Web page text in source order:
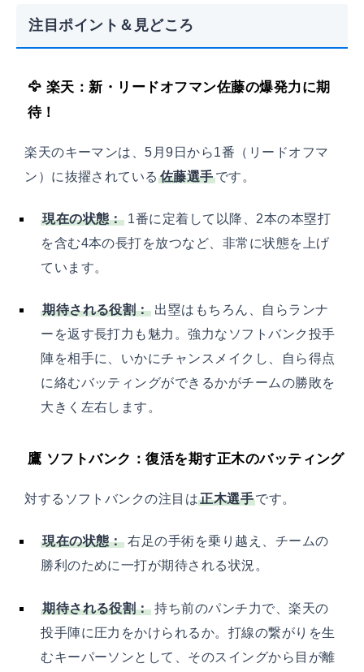
注目ポイント＆見どころ
🦅 楽天：新・リードオフマン佐藤の爆発力に期
待！
楽天のキーマンは、5月9日から1番（リードオフマ
ン）に抜擢されている 佐藤選手です。
現在の状態：1番に定着して以降、2本の本塁打
を含む4本の長打を放つなど、非常に状態を上げ
ています。
期待される役割：出塁はもちろん、自らランナ
ーを返す長打力も魅力。強力なソフトバンク投手
陣を相手に、いかにチャンスメイクし、自ら得点
に絡むバッティングができるかがチームの勝敗を
大きく左右します。
鷹 ソフトバンク：復活を期す正木のバッティング
対するソフトバンクの注目は正木選手です。
現在の状態：右足の手術を乗り越え、チームの
勝利のために一打が期待される状況。
期待される役割：持ち前のパンチ力で、楽天の
投手陣に圧力をかけられるか。打線の繋がりを生
むキーパーソンとして、そのスイングから目が離